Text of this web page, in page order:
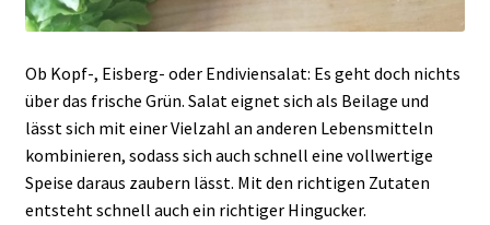
Ob Kopf-, Eisberg- oder Endiviensalat: Es geht doch nichts
über das frische Grün. Salat eignet sich als Beilage und
lässt sich mit einer Vielzahl an anderen Lebensmitteln
kombinieren, sodass sich auch schnell eine vollwertige
Speise daraus zaubern lässt. Mit den richtigen Zutaten
entsteht schnell auch ein richtiger Hingucker.